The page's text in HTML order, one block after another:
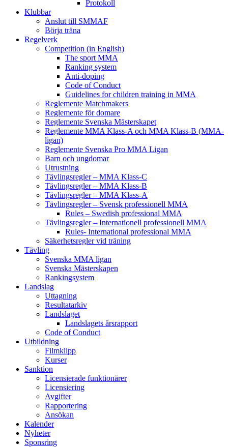
Protokoll
Klubbar
Anslut till SMMAF
Börja träna
Regelverk
Competition (in English)
The sport MMA
Ranking system
Anti-doping
Code of Conduct
Guidelines for children training in MMA
Reglemente Matchmakers
Reglemente för domare
Reglemente Svenska Mästerskapet
Reglemente MMA Klass-A och MMA Klass-B (MMA-
ligan)
Reglemente Svenska Pro MMA Ligan
Barn och ungdomar
Utrustning
Tävlingsregler – MMA Klass-C
Tävlingsregler – MMA Klass-B
Tävlingsregler – MMA Klass-A
Tävlingsregler – Svensk professionell MMA
Rules – Swedish professional MMA
Tävlingsregler – Internationell professionell MMA
Rules- International professional MMA
Säkerhetsregler vid träning
Tävling
Svenska MMA ligan
Svenska Mästerskapen
Rankingsystem
Landslag
Uttagning
Resultatarkiv
Landslaget
Landslagets årsrapport
Code of Conduct
Utbildning
Filmklipp
Kurser
Sanktion
Licensierade funktionärer
Licensiering
Avgifter
Rapportering
Ansökan
Kalender
Nyheter
Sponsring